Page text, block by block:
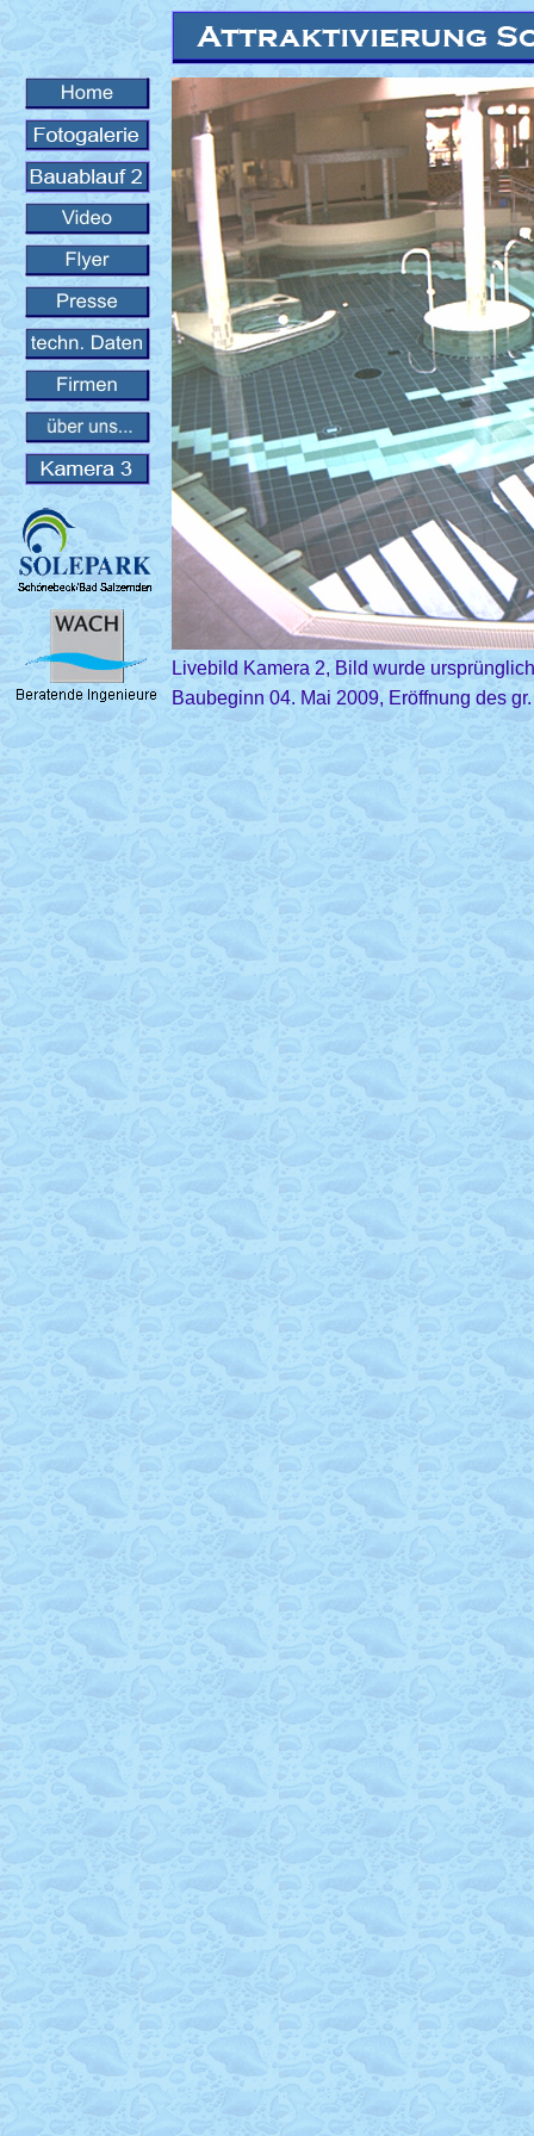
Livebild Kamera 2, Bild wurde
Baubeginn 04. Mai 2009, Eröffnung des